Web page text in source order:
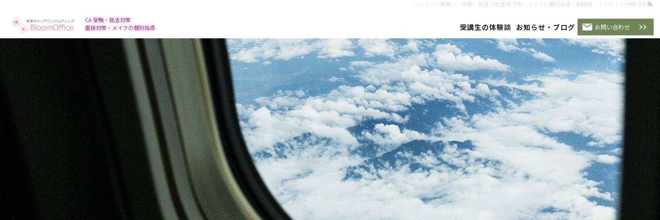
CAになった動機 | CA 受験・就活対策 面接対策・メイクの個別指導！動画用メイクも｜CA受験対策
CA 受験・就活対策
面接対策・メイクの個別指導
受講生の体験談 お知らせ・ブログ お問い合わせ